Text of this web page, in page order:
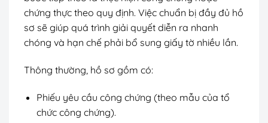
chứng thực theo quy định. Việc chuẩn bị đầy đủ hồ
sơ sẽ giúp quá trình giải quyết diễn ra nhanh
chóng và hạn chế phải bổ sung giấy tờ nhiều lần.
Thông thường, hồ sơ gồm có:
Phiếu yêu cầu công chứng (theo mẫu của tổ
chức công chứng).